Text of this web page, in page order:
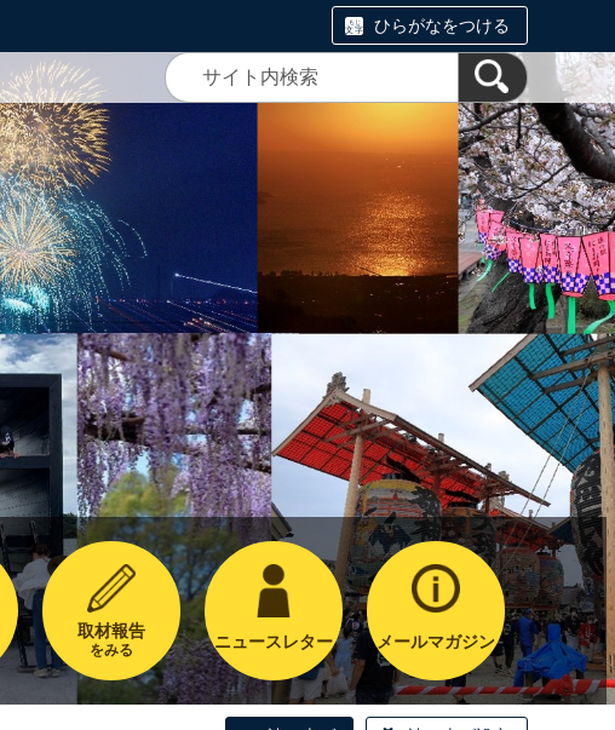
ひらがなをつける
取材報告
をみる ニュースレター メールマガジン